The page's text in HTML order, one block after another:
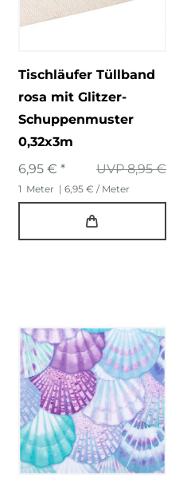
Tischläufer Tüllband
rosa mit Glitzer-
Schuppenmuster
0,32x3m
UVP 8,95 €
6,95 € *
1 Meter | 6,95 € / Meter